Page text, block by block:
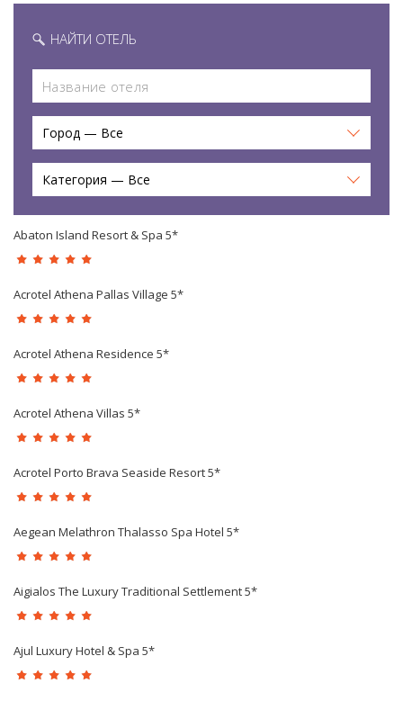
НАЙТИ ОТЕЛЬ
Город — Все
Категория — Все
Abaton Island Resort & Spa 5*
Acrotel Athena Pallas Village 5*
Acrotel Athena Residence 5*
Acrotel Athena Villas 5*
Acrotel Porto Brava Seaside Resort 5*
Aegean Melathron Thalasso Spa Hotel 5*
Aigialos The Luxury Traditional Settlement 5*
Ajul Luxury Hotel & Spa 5*